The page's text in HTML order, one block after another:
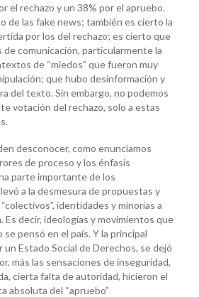
el rechazo y un 38% por el apruebo.
de las fake news; también es cierto la
por los del rechazo; es cierto que
comunicación, particularmente la
de “miedos” que fueron muy
que hubo desinformación y
del texto. Sin embargo, no podemos
votación del rechazo, solo a estas
desconocer, como enunciamos
de proceso y los énfasis
parte importante de los
a la desmesura de propuestas y
identidades y minorías a
Es decir, ideologías y movimientos que
se pensó en el país. Y la principal
un Estado Social de Derechos, se dejó
más las sensaciones de inseguridad,
cierta falta de autoridad, hicieron el
absoluta del “apruebo”